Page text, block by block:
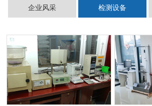
企业风采 检测设备